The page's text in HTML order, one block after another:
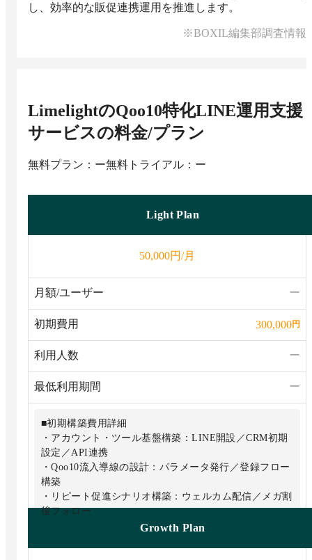
し、効率的な販促連携運用を推進します。
※BOXIL編集部調査情報
LimelightのQoo10特化LINE運用支援
サービスの料金/プラン
無料プラン：ー無料トライアル：ー
Light Plan
50,000円/月
月額/ユーザー ー
初期費用 300,000円
利用人数 ー
最低利用期間 ー
■初期構築費用詳細
・アカウント・ツール基盤構築：LINE開設／CRM初期
設定／API連携
・Qoo10流入導線の設計：パラメータ発行／登録フロー
構築
・リピート促進シナリオ構築：ウェルカム配信／メガ割
後フォロー
・UI・自動化設定：リッチメニュー／自動応答メッセー
Growth Plan